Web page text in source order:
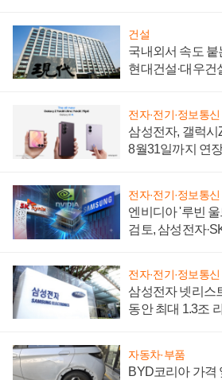
건설
국내외서 속도 붙
현대건설·대우건
전자·전기·정보통신
삼성전자, 갤럭
8월31일까지 연
전자·전기·정보통신
엔비디아 '루빈
검토, 삼성전자
전자·전기·정보통신
삼성전자 넷리스
동안 최대 1.3조
자동차·부품
BYD코리아 가격